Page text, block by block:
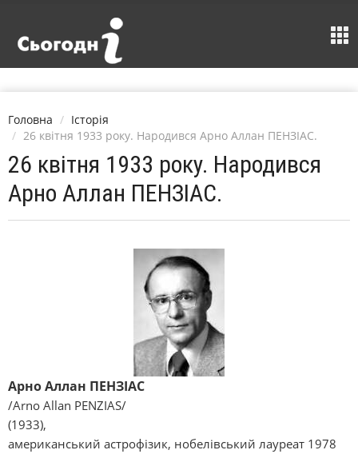
Головна
Історія
26 квітня 1933 року. Народився Арно Аллан ПЕНЗІАС.
26 квітня 1933 року. Народився
Арно Аллан ПЕНЗІАС.
Арно Аллан ПЕНЗІАС
/Arno Allan PENZIAS/
(1933),
американський астрофізик, нобелівський лауреат 1978